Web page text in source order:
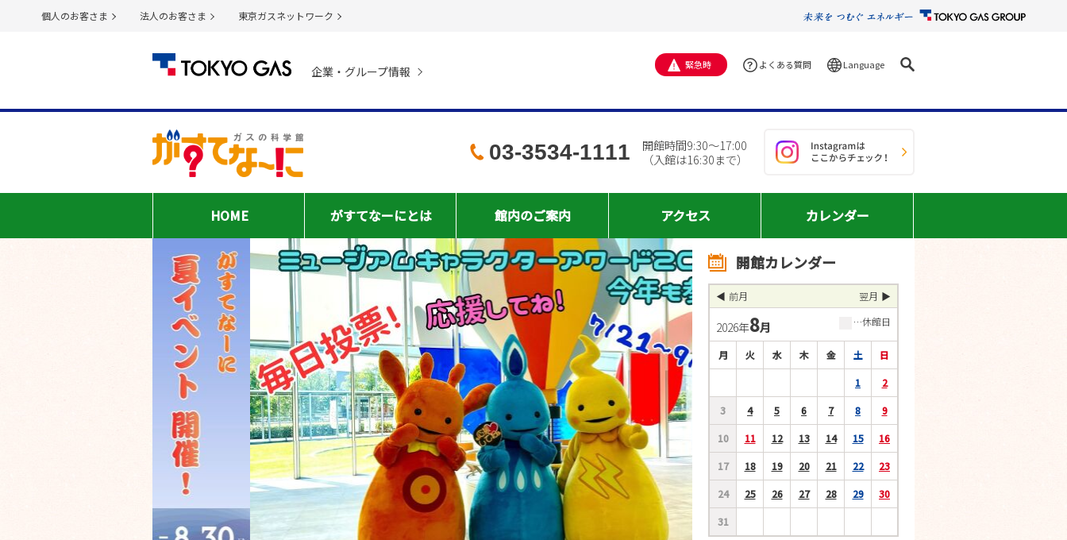
個人のお客さま 法人のお客さま 東京ガスネットワーク
企業・グループ情報 緊急時 よくある質問 Language
03-3534-1111
開館時間9:30～17:00
（入館は16:30まで）
HOME がすてなーにとは 館内のご案内 アクセス カレンダー
開館カレンダー
前月 翌月
2026年8月 …休館日
月 火 水 木 金 土 日
1 2
3 4 5 6 7 8 9
10 11 12 13 14 15 16
17 18 19 20 21 22 23
24 25 26 27 28 29 30
31